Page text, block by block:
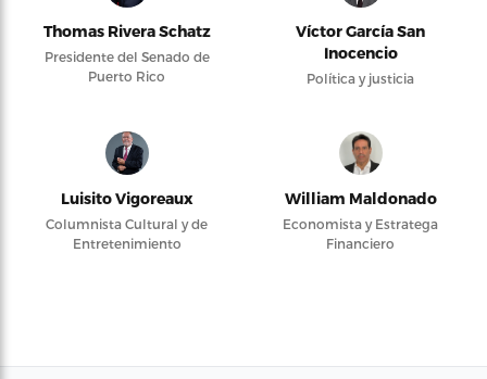
Thomas Rivera Schatz
Presidente del Senado de
Puerto Rico
Víctor García San
Inocencio
Política y justicia
Luisito Vigoreaux
Columnista Cultural y de
Entretenimiento
William Maldonado
Economista y Estratega
Financiero